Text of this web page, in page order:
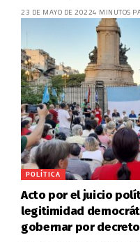
23 DE MAYO DE 20224 MINUTOS
POLÍTICA
Acto por el juicio
legitimidad
gobernar por